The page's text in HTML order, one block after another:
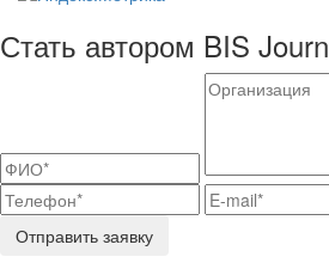
Стать автором BIS
Отправить заявку